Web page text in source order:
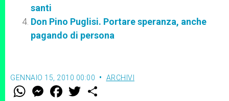
santi
Don Pino Puglisi. Portare speranza, anche
pagando di persona
GENNAIO 15, 2010 00:00 ARCHIVI
W M
e
F
a w